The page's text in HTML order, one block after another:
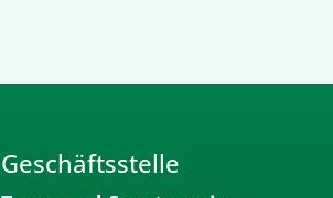
Geschäftsstelle